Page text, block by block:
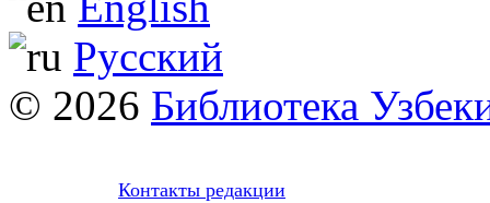
Русский
© 2026 Библиотека
Контакты редакции